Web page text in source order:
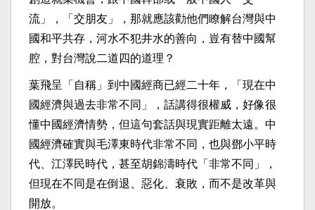
流」，「交朋友」，那就應該勸他們瞭解台灣與中
國和平共存，河水不犯井水的善向，豈有替中國幫
腔，對台灣說二道四的道理？
葉飛呈「自稱」到中國經商已經二十年，「現在中
國經濟與過去非常不同」，話講得很權威，好像很
懂中國經濟情勢，但這句套話與現實距離太遠。中
國經濟確實與毛澤東時代非常不同，也與鄧小平時
代、江澤民時代，甚至胡錦濤時代「非常不同」，
但現在不同是在倒退、惡化、衰敗，而不是改革與
開放。